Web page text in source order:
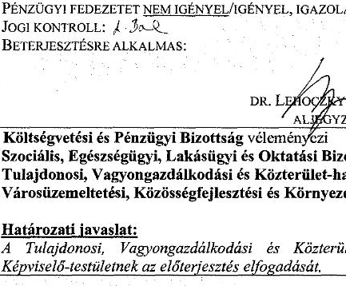
Pénzügyi fedezetet nem igényel/igényel,
Jogi kontroll: X
Beterjesztésre alkalmas;
dr. Lehoc&y
Z
Költségvetési és Pénzügyi Bizottság véleményezi
Szociális, Egészségügyi, Lakásügyi és Oktatási
Tulajdonosi, Vagyongazdálkodási és Közterület-
Városüzemeltetési, Közösségfejlesztési és
Határozati javaslat:
A
Tulajdonosi, Vagyongazdálkodási és
Képviselő-testületnek az előterjesztés elfogadását.